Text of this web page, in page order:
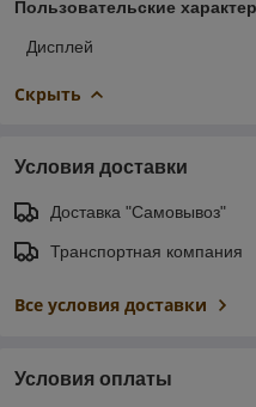
Пользовательские
Дисплей
Скрыть
Условия доставки
Доставка "Самовывоз"
Транспортная компания
Все условия доставки
Условия оплаты